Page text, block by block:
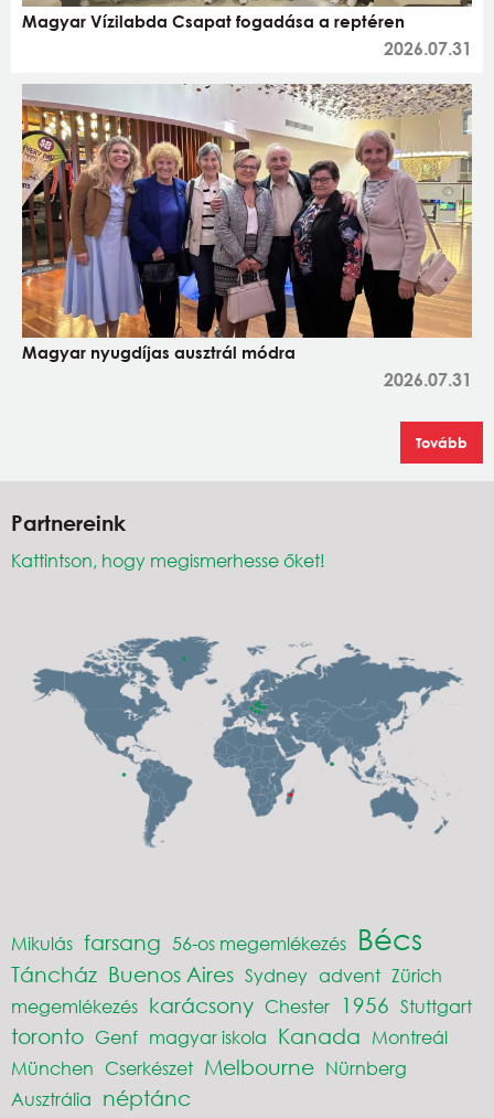
Magyar Vízilabda Csapat fogadása a reptéren
2026.07.31
Magyar nyugdíjas ausztrál módra
2026.07.31
Tovább
Partnereink
Kattintson, hogy megismerhesse őket!
Mikulás farsang 56-os megemlékezés Bécs
Táncház Buenos Aires Sydney advent Zürich
megemlékezés karácsony Chester 1956 Stuttgart
toronto Genf magyar iskola Kanada Montreál
München Cserkészet Melbourne Nürnberg
Ausztrália néptánc